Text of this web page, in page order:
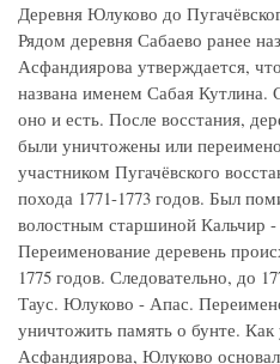
Деревня Юлуково до
Рядом деревня Сабаево ранее
Асфандиярова утверждается,
названа именем Сабая Кутлина.
оно и есть. После восстания,
были уничтожены или
участником Пугачёвского
похода 1771-1773 годов. Был
волостным старшиной Кальчир
Переименование деревень
1775 годов. Следовательно, до
Таус. Юлуково - Апас.
уничтожить память о бунте. Как
Асфандиярова, Юлуково